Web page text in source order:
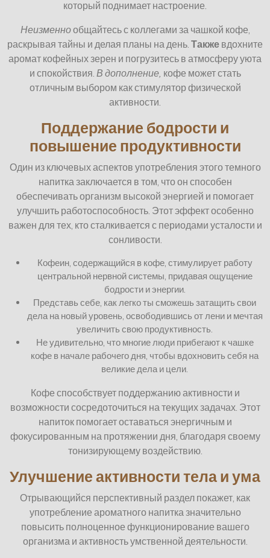
который поднимает настроение.
Неизменнообщайтесь с коллегами за чашкой кофе,
раскрывая тайны и делая планы на день. Также вдохните
аромат кофейных зерен и погрузитесь в атмосферу уюта
и спокойствия. В дополнение, кофе может стать
отличным выбором как стимулятор физической
активности.
Поддержание бодрости и
повышение продуктивности
Один из ключевых аспектов употребления этого темного
напитка заключается в том, что он способен
обеспечивать организм высокой энергией и помогает
улучшить работоспособность. Этот эффект особенно
важен для тех, кто сталкивается с периодами усталости и
сонливости.
Кофеин, содержащийся в кофе, стимулирует работу
центральной нервной системы, придавая ощущение
бодрости и энергии.
Представь себе, как легко ты сможешь затащить свои
дела на новый уровень, освободившись от лени и мечтая
увеличить свою продуктивность.
Не удивительно, что многие люди прибегают к чашке
кофе в начале рабочего дня, чтобы вдохновить себя на
великие дела и цели.
Кофе способствует поддержанию активности и
возможности сосредоточиться на текущих задачах. Этот
напиток помогает оставаться энергичным и
фокусированным на протяжении дня, благодаря своему
тонизирующему воздействию.
Улучшение активности тела и ума
Отрывающийся перспективный раздел покажет, как
употребление ароматного напитка значительно
повысить полноценное функционирование вашего
организма и активность умственной деятельности.